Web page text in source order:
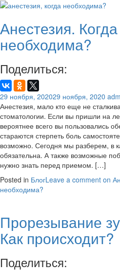
Анестезия.
необходима?
Поделиться:
29 ноября, 202029 ноября, 2020
Анестезия, мало кто еще не
стоматологии. Если вы пришли на
вероятнее всего вы пользовались
стараются стерпеть боль
возможно. Сегодня мы разберем, в
обязательна. А также возможные
нужно знать перед приемом. […]
Posted in БлогLeave a comment on
необходима?
Прорезывание
Как происходит?
Поделиться: